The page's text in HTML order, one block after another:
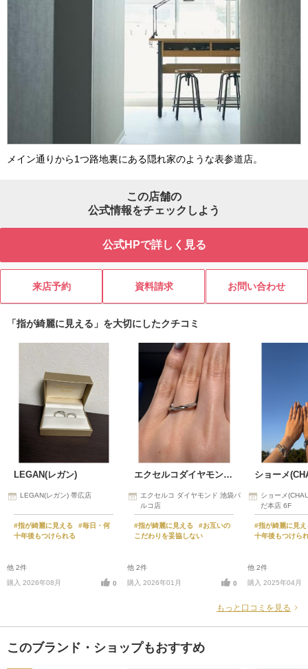
メイン通りから1つ路地裏にある隠れ家のような表参道店。
この店舗の
公式情報をチェックしよう
公式HPで詳しく見る
来店予約 資料請求 お問い合わせ
「指が綺麗に見える」を大切にしたクチコミ
LEGAN(レガン)
LEGAN(レガン) 帯広店
#指が綺麗に見える
#毎日・何
十年後もつけられる
他 2件
購入 2026年08月
0
エクセルコダイヤモンド(EXELCO DIAMOND)
エクセルコ ダイヤモンド 池袋パ
ルコ店
#指が綺麗に見える
#お互いの
こだわりを妥協しない
他 2件
購入 2026年01月
0
ショーメ
ショーメ
だ本店 6F
#指が綺麗に見
十年後もつけら
他 2件
購入 2025年04月
もっと口コミを見る
このブランド・ショップもおすすめ